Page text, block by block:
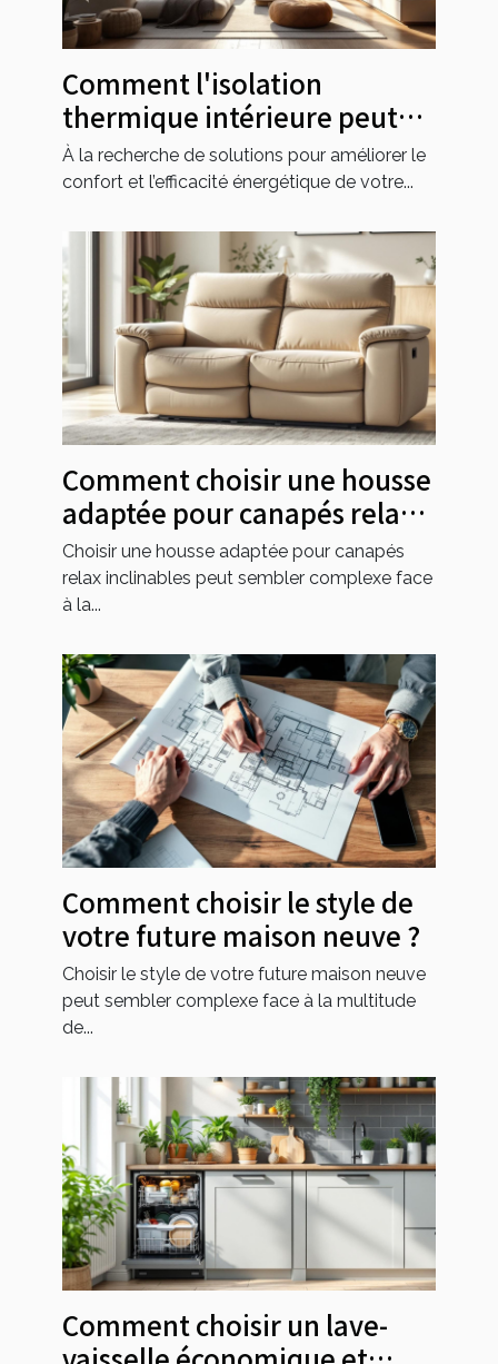
Comment l'isolation
thermique intérieure peut
transformer votre espace de
vie ?
À la recherche de solutions pour améliorer le
confort et l’efficacité énergétique de votre...
Comment choisir une housse
adaptée pour canapés relax
inclinables ?
Choisir une housse adaptée pour canapés
relax inclinables peut sembler complexe face
à la...
Comment choisir le style de
votre future maison neuve ?
Choisir le style de votre future maison neuve
peut sembler complexe face à la multitude
de...
Comment choisir un lave-